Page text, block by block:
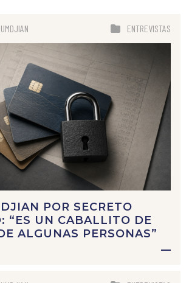
ENTREVISTAS
POR SECRETO
“ES UN CABALLITO DE
ALGUNAS PERSONAS”